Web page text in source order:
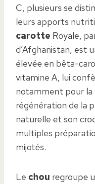
C, plusieurs se
leurs apports
carotte Royale,
d’Afghanistan, est
élevée en bêta-
vitamine A, lui
notamment pour la
régénération de la
naturelle et son
multiples
mijotés.
Le chou regroupe